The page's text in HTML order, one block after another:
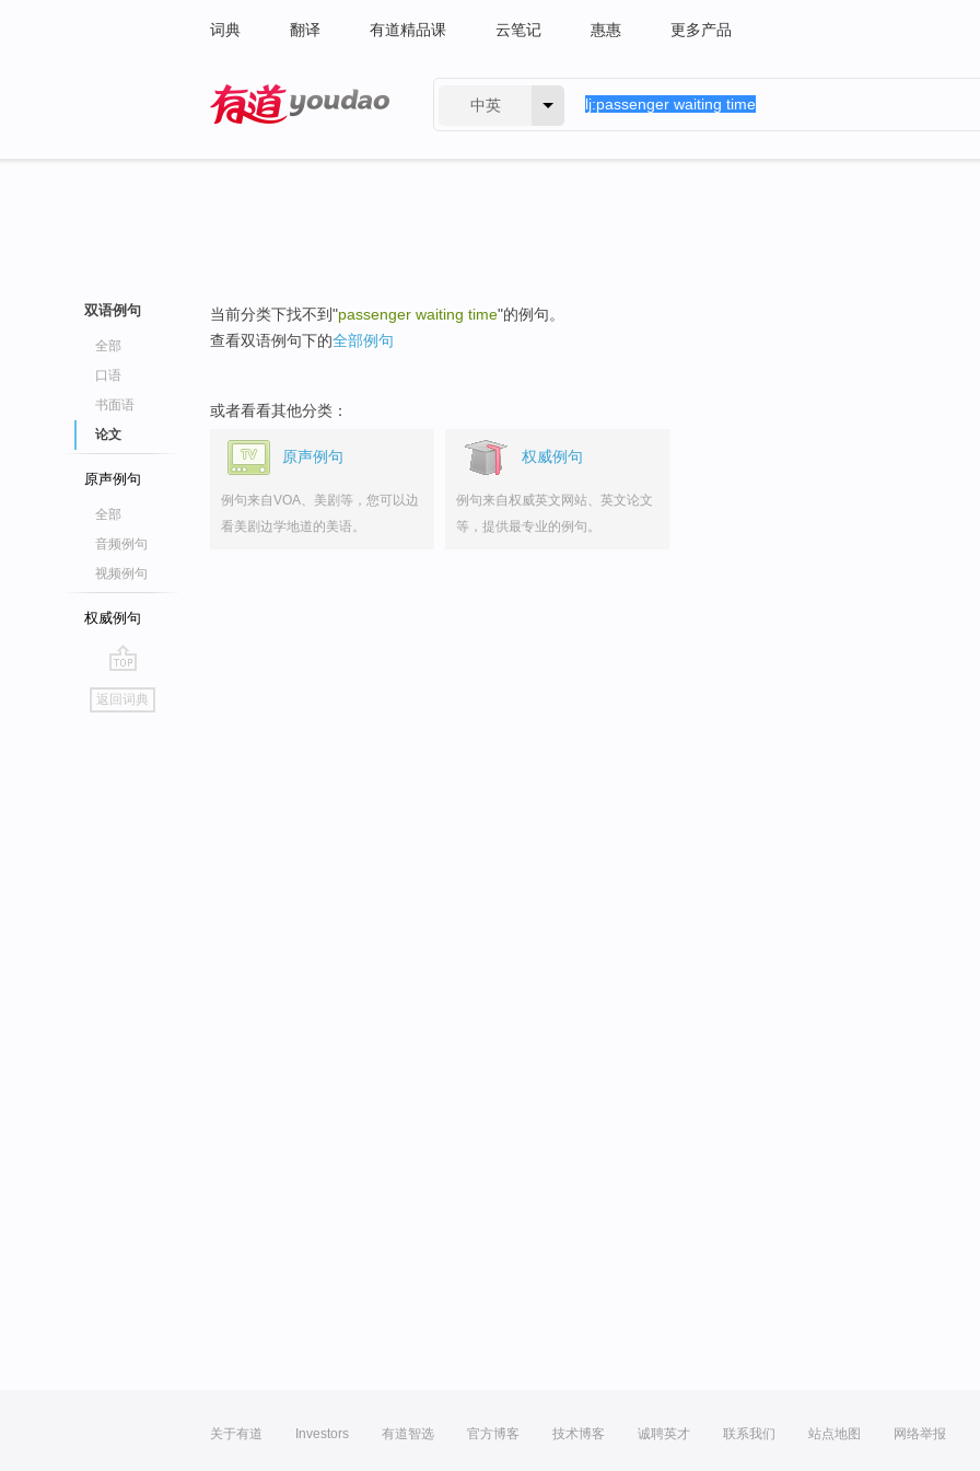
词典 翻译 有道精品课 云笔记 惠惠 更多产品
中英
双语例句
全部
口语
书面语
论文
原声例句
全部
音频例句
视频例句
权威例句
go
top
返回词典
当前分类下找不到"passenger waiting time"的例句。
查看双语例句下的全部例句
或者看看其他分类：
原声例句
例句来自VOA、美剧等，您可以边
看美剧边学地道的美语。
权威例句
例句来自权威英文网站、英文论文
等，提供最专业的例句。
关于有道 Investors 有道智选 官方博客 技术博客 诚聘英才 联系我们 站点地图 网络举报